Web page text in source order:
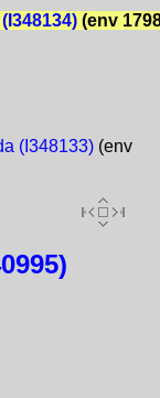
(env
(I348133)(env